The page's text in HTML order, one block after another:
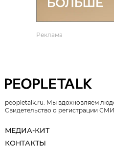
Реклама
peopletalk.ru. Мы вдохновляем
Свидетельство о регистрации
МЕДИА-КИТ
КОНТАКТЫ